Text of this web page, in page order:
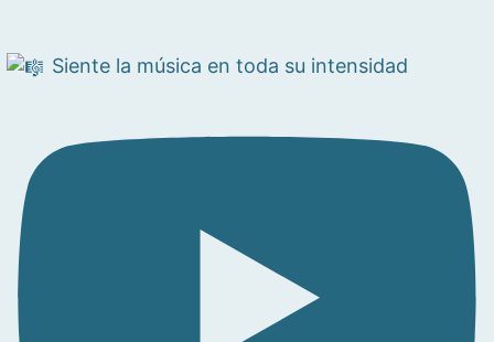
Siente la música en toda su intensidad